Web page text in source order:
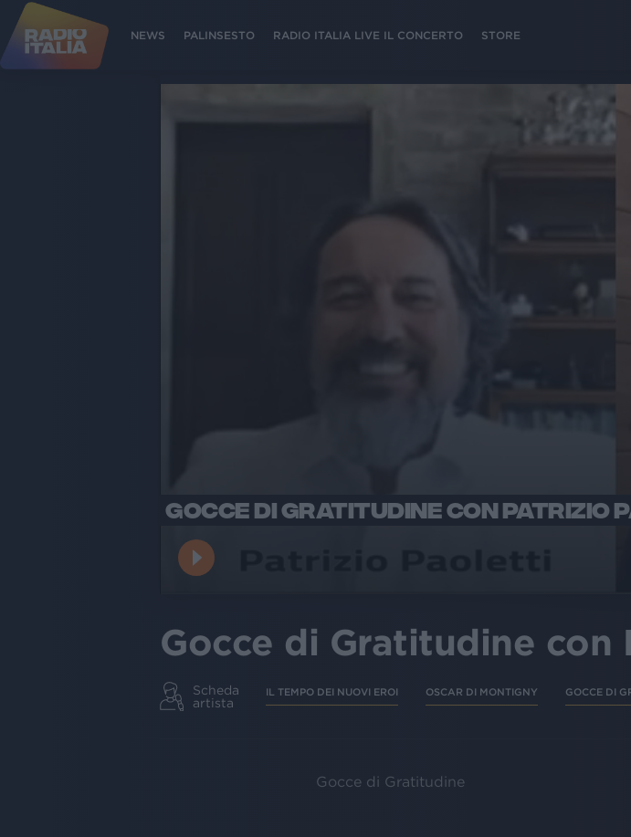
NEWS PALINSESTO RADIO ITALIA LIVE IL CONCERTO STORE
GOCCE DI GRATITUDINE CON PATRIZIO
Gocce di Gratitudine
Scheda
artista
IL TEMPO DEI NUOVI EROI OSCAR DI MONTIGNY GOCCE DI
Gocce di Gratitudine